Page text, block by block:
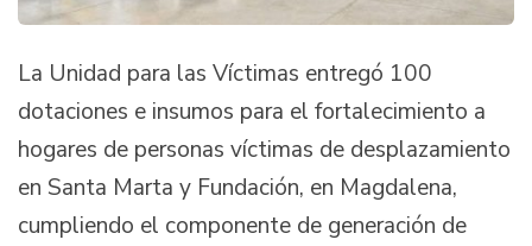
La Unidad para las Víctimas entregó 100
dotaciones e insumos para el fortalecimiento a
hogares de personas víctimas de desplazamiento
en Santa Marta y Fundación, en Magdalena,
cumpliendo el componente de generación de